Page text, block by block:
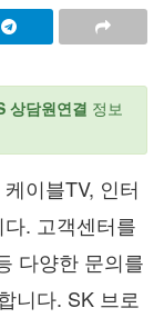
상담원연결 정보
이블TV, 인터
. 고객센터를
다양한 문의를
니다. SK 브로